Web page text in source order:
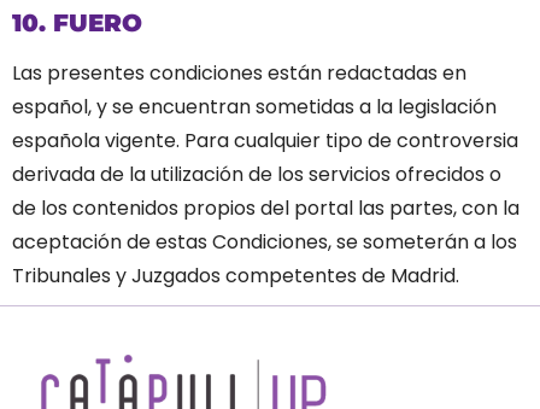
10. FUERO
Las presentes condiciones están redactadas en
español, y se encuentran sometidas a la legislación
española vigente. Para cualquier tipo de controversia
derivada de la utilización de los servicios ofrecidos o
de los contenidos propios del portal las partes, con la
aceptación de estas Condiciones, se someterán a los
Tribunales y Juzgados competentes de Madrid.